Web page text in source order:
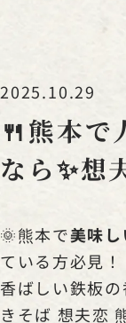
2025.10.29
🍴熊本で
なら✨想
🌞熊本で美味
ている方必見！
香ばしい鉄板
きそば 想夫恋